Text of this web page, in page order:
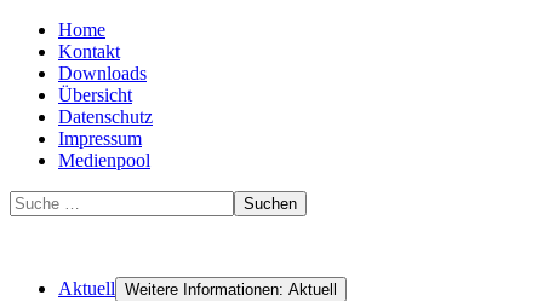
Home
Kontakt
Downloads
Übersicht
Datenschutz
Impressum
Medienpool
Suchen
Aktuell Weitere Informationen: Aktuell